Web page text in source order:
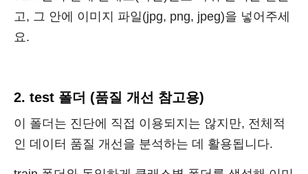
고, 그 안에 이미지 파일(jpg, png, jpeg)을 넣어주세
요.
2. test 폴더 (품질 개선 참고용)
이 폴더는 진단에 직접 이용되지는 않지만, 전체적
인 데이터 품질 개선을 분석하는 데 활용됩니다.